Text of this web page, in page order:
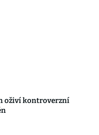
oživí kontroverzní